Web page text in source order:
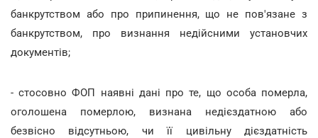
банкрутством або про припинення, що не пов'язане з
банкрутством, про визнання недійсними установчих
документів;
- стосовно ФОП наявні дані про те, що особа померла,
оголошена померлою, визнана недієздатною або
безвісно відсутньою, чи її цивільну дієздатність